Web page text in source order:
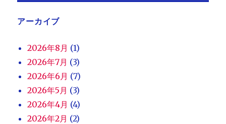
アーカイブ
2026年8月 (1)
2026年7月 (3)
2026年6月 (7)
2026年5月 (3)
2026年4月 (4)
2026年2月 (2)